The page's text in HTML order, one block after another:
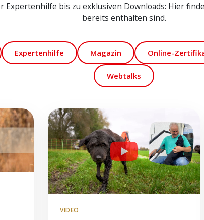
bis zu exklusiven Downloads: Hier
bereits enthalten sind.
Expertenhilfe Magazin Online-
Webtalks
VIDEO